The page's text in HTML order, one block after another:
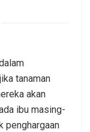
tanaman
akan
ibu masing-
penghargaan